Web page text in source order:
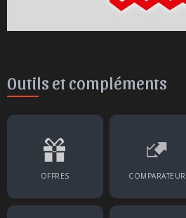
Outils et compléments
OFFRES COMPARATEUR